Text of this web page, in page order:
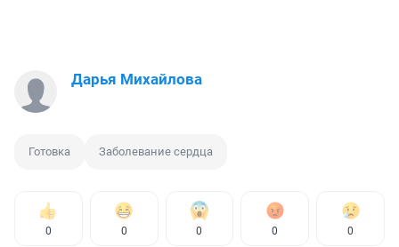
Дарья Михайлова
Готовка Заболевание сердца
0 0 0 0 0